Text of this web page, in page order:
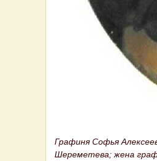
Графиня Софья
Шереметева; жена